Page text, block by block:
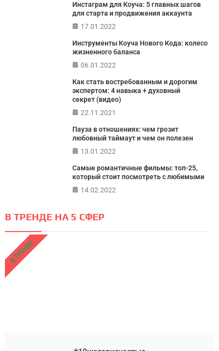
Онлайн тест на основе шкалы локуса контроля
Джулиана Роттера
ПРОЙТИ ТЕСТ
Инстаграм для Коуча: 5 главных шагов
для старта и продвижения аккаунта
17.01.2022
Инструменты Коуча Нового Кода: колесо
жизненного баланса
06.01.2022
Как стать востребованным и дорогим
экспертом: 4 навыка + духовный
секрет (видео)
22.11.2021
Пауза в отношениях: чем грозит
любовный таймаут и чем он полезен
13.01.2022
Самые романтичные фильмы: топ-25,
который стоит посмотреть с любимыми
14.02.2022
В ТРЕНДЕ НА 5 СФЕР
В ТРЕНДЕ